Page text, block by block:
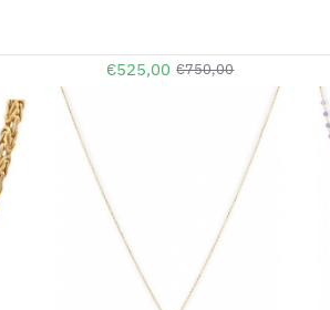
€525,00 €750,00